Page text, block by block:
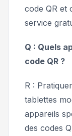
code QR et
service
Q : Quels
code QR ?
R :
tablettes
appareils
des codes